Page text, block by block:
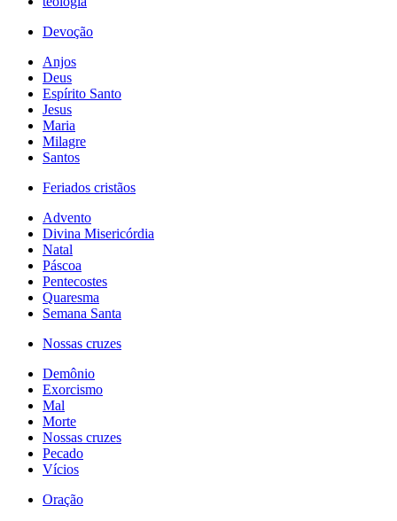
Devoção
Anjos
Deus
Espírito Santo
Jesus
Maria
Milagre
Santos
Feriados cristãos
Advento
Divina Misericórdia
Natal
Páscoa
Pentecostes
Quaresma
Semana Santa
Nossas cruzes
Demônio
Exorcismo
Mal
Morte
Nossas cruzes
Pecado
Vícios
Oração